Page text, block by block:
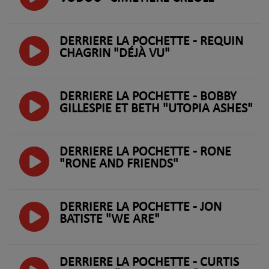
DERRIERE LA POCHETTE - REQUIN
CHAGRIN "DÉJÀ VU"
DERRIERE LA POCHETTE - BOBBY
GILLESPIE ET BETH "UTOPIA ASHES"
DERRIERE LA POCHETTE - RONE
"RONE AND FRIENDS"
DERRIERE LA POCHETTE - JON
BATISTE "WE ARE"
DERRIERE LA POCHETTE - CURTIS